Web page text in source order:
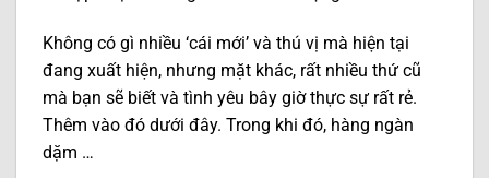
Không có gì nhiều ‘cái mới’ và thú vị mà hiện tại
đang xuất hiện, nhưng mặt khác, rất nhiều thứ cũ
mà bạn sẽ biết và tình yêu bây giờ thực sự rất rẻ.
Thêm vào đó dưới đây. Trong khi đó, hàng ngàn
dặm …